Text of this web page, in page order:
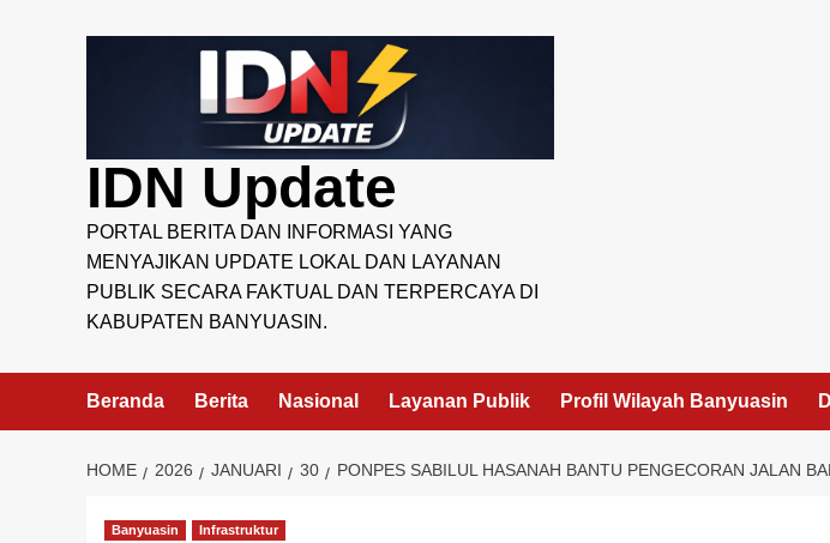
IDN Update
PORTAL BERITA DAN INFORMASI YANG
MENYAJIKAN UPDATE LOKAL DAN LAYANAN
PUBLIK SECARA FAKTUAL DAN TERPERCAYA DI
KABUPATEN BANYUASIN.
Beranda Berita Nasional Layanan Publik Profil Wilayah Banyuasin
HOME 2026 JANUARI 30 PONPES SABILUL HASANAH BANTU PENGECORAN JALAN
Banyuasin Infrastruktur